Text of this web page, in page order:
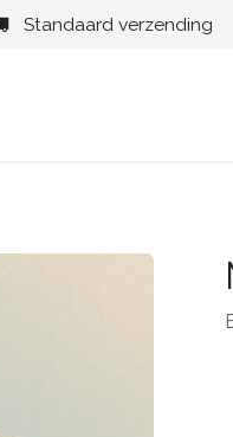
Standaard verzending